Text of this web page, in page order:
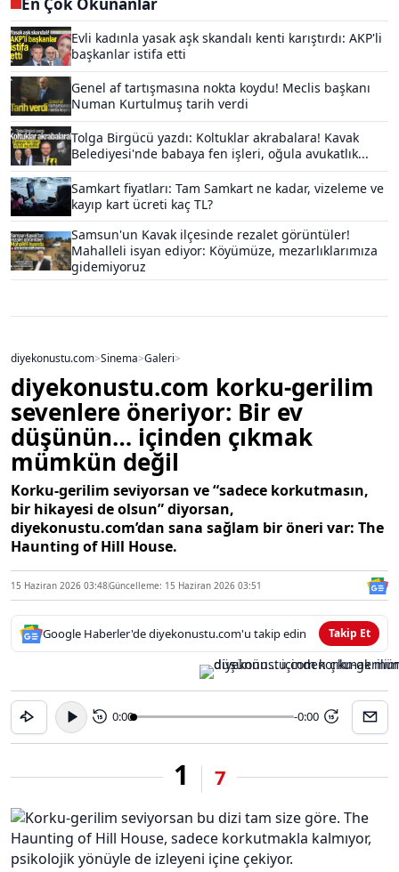
Evli kadınla yasak aşk skandalı kenti karıştırdı: AKP'li
başkanlar istifa etti
Genel af tartışmasına nokta koydu! Meclis başkanı
Numan Kurtulmuş tarih verdi
Tolga Birgücü yazdı: Koltuklar akrabalara! Kavak
Belediyesi'nde babaya fen işleri, oğula avukatlık...
Samkart fiyatları: Tam Samkart ne kadar, vizeleme ve
kayıp kart ücreti kaç TL?
Samsun'un Kavak ilçesinde rezalet görüntüler!
Mahalleli isyan ediyor: Köyümüze, mezarlıklarımıza
gidemiyoruz
diyekonustu.com>Sinema>Galeri>
diyekonustu.com korku-gerilim
sevenlere öneriyor: Bir ev
düşünün… içinden çıkmak
mümkün değil
Korku-gerilim seviyorsan ve “sadece korkutmasın,
bir hikayesi de olsun” diyorsan,
diyekonustu.com’dan sana sağlam bir öneri var: The
Haunting of Hill House.
15 Haziran 2026 03:48Güncelleme: 15 Haziran 2026 03:51
Google Haberler'de diyekonustu.com'u takip edin Takip Et
15 0:00 -0:00 15
1 7